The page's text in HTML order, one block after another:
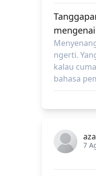
ngerti.
kalau
bahasa
7